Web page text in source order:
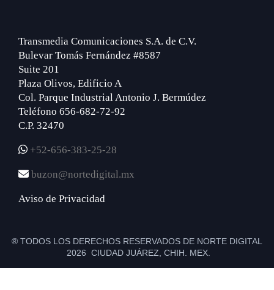
Transmedia Comunicaciones S.A. de C.V.
Bulevar Tomás Fernández #8587
Suite 201
Plaza Olivos, Edificio A
Col. Parque Industrial Antonio J. Bermúdez
Teléfono 656-682-72-92
C.P. 32470
+52-656-383-25-28
buzon@nortedigital.mx
Aviso de Privacidad
® TODOS LOS DERECHOS RESERVADOS DE NORTE DIGITAL
2026 CIUDAD JUÁREZ, CHIH. MEX.